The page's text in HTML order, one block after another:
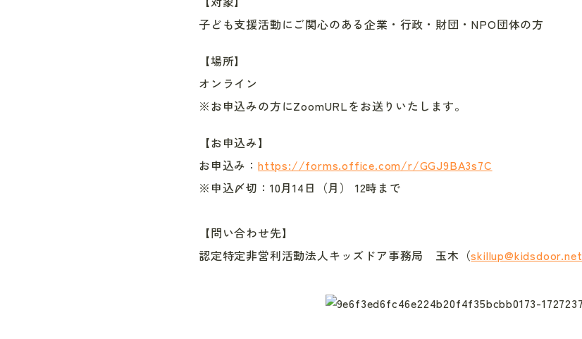
子ども支援活動にご関心のある企業・行政・財団・NPO団体の方
【場所】
オンライン
※お申込みの方にZoomURLをお送りいたします。
【お申込み】
お申込み： https://forms.office.com/r/GGJ9BA3s7C
※申込〆切：10月14日（月） 12時まで
【問い合わせ先】
認定特定非営利活動法人キッズドア事務局 玉木（skillup@kidsdoor.net